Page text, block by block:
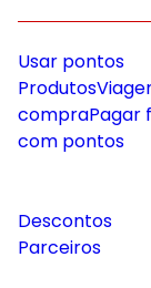
Usar pontos
Produtos
compraPagar
com pontos
Descontos
Parceiros